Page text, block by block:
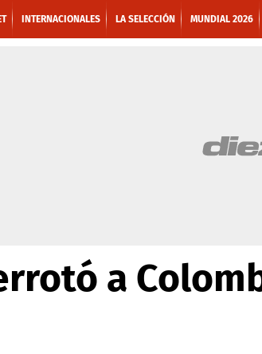
INTERNACIONALES LA SELECCIÓN MUNDIAL 2026
a